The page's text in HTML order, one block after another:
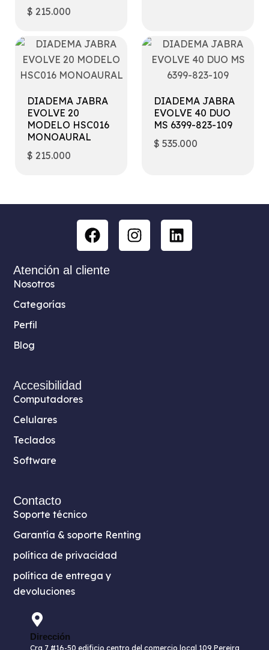
$ 215.000
DIADEMA JABRA
EVOLVE 20
MODELO HSC016
MONOAURAL
$ 215.000
DIADEMA JABRA
EVOLVE 40 DUO
MS 6399-823-109
$ 535.000
Atención al cliente
Nosotros
Categorías
Perfil
Blog
Accesibilidad
Computadores
Celulares
Teclados
Software
Contacto
Soporte técnico
Garantía & soporte Renting
política de privacidad
política de entrega y
devoluciones
Dirección
Cra 7 #16-50 edificio centro del comercio local 109 Pereira